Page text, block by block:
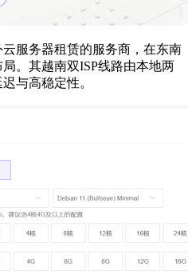
服务器租赁的服务商，在东南
。其越南双ISP线路由本地两
与高稳定性。